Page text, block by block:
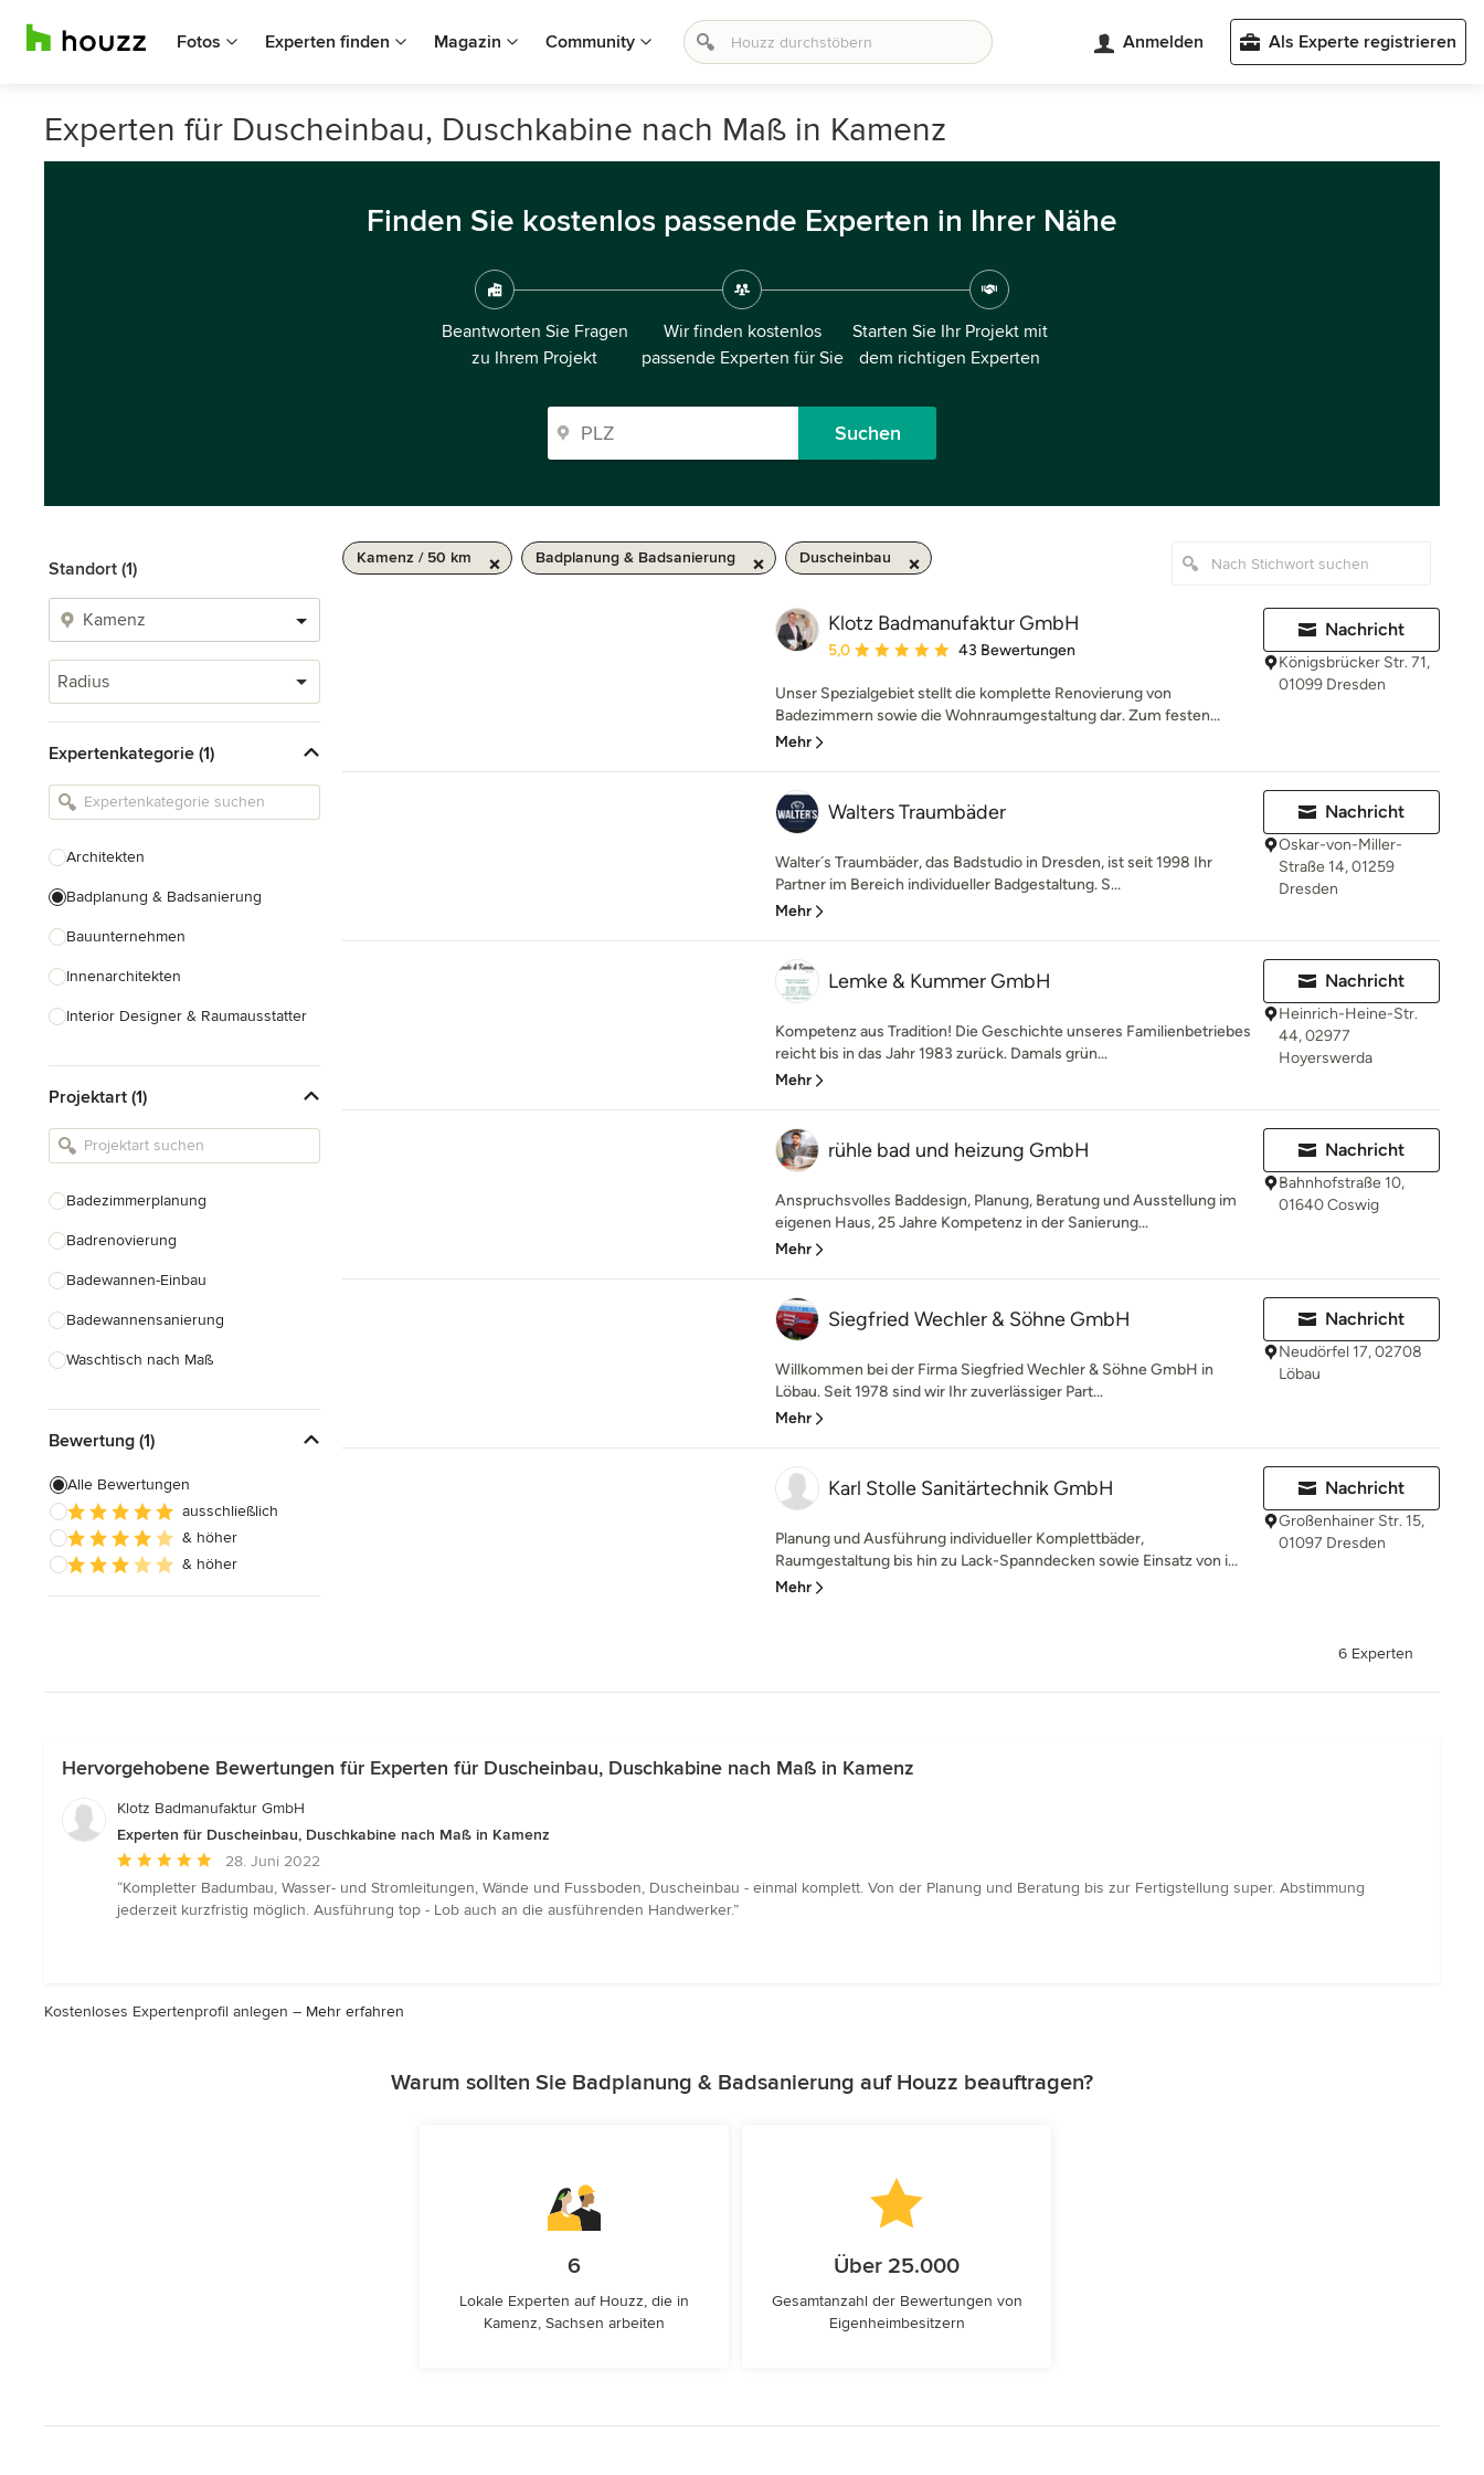
Fotos Experten finden Magazin Community Anmelden Als Experte registrieren
Experten für Duscheinbau, Duschkabine nach Maß in Kamenz
Finden Sie kostenlos passende Experten in Ihrer Nähe
Beantworten Sie Fragen
zu Ihrem Projekt
Wir finden kostenlos
passende Experten für Sie
Starten Sie Ihr Projekt mit
dem richtigen Experten
Suchen
Standort (1)
Radius
Expertenkategorie (1)
Architekten
Badplanung & Badsanierung
Bauunternehmen
Innenarchitekten
Interior Designer & Raumausstatter
Landschaftsarchitekten
Armaturen & Sanitärbedarf
Einbauschränke
Projektart (1)
Badezimmerplanung
Badrenovierung
Badewannen-Einbau
Badewannensanierung
Waschtisch nach Maß
Gäste-WC Renovierung
Fugenlose Badezimmer
Badezimmereinbau
Alle anzeigen
Bewertung (1)
Alle Bewertungen
ausschließlich
& höher
& höher
Kamenz / 50 km Badplanung & Badsanierung Duscheinbau
Klotz Badmanufaktur GmbH
Durchschnittliche Bewertung: 5 von 5 Sternen
5,0 43 Bewertungen
Unser Spezialgebiet stellt die komplette Renovierung von
Badezimmern sowie die Wohnraumgestaltung dar. Zum festen...
Mehr
Nachricht
Königsbrücker Str. 71,
01099 Dresden
Walters Traumbäder
Walter´s Traumbäder, das Badstudio in Dresden, ist seit 1998 Ihr
Partner im Bereich individueller Badgestaltung. S...
Mehr
Nachricht
Oskar-von-Miller-
Straße 14, 01259
Dresden
Lemke & Kummer GmbH
Kompetenz aus Tradition! Die Geschichte unseres Familienbetriebes
reicht bis in das Jahr 1983 zurück. Damals grün...
Mehr
Nachricht
Heinrich-Heine-Str.
44, 02977
Hoyerswerda
rühle bad und heizung GmbH
Anspruchsvolles Baddesign, Planung, Beratung und Ausstellung im
eigenen Haus, 25 Jahre Kompetenz in der Sanierung...
Mehr
Nachricht
Bahnhofstraße 10,
01640 Coswig
Siegfried Wechler & Söhne GmbH
Willkommen bei der Firma Siegfried Wechler & Söhne GmbH in
Löbau. Seit 1978 sind wir Ihr zuverlässiger Part...
Mehr
Nachricht
Neudörfel 17, 02708
Löbau
Karl Stolle Sanitärtechnik GmbH
Planung und Ausführung individueller Komplettbäder,
Raumgestaltung bis hin zu Lack-Spanndecken sowie Einsatz von i...
Mehr
Nachricht
Großenhainer Str. 15,
01097 Dresden
6 Experten
Hervorgehobene Bewertungen für Experten für Duscheinbau, Duschkabine nach Maß in Kamenz
Klotz Badmanufaktur GmbH
Experten für Duscheinbau, Duschkabine nach Maß in Kamenz
Durchschnittliche
Bewertung:
5
28. Juni 2022
“Kompletter Badumbau, Wasser- und Stromleitungen, Wände und Fussboden, Duscheinbau - einmal komplett. Von der Planung und Beratung bis zur Fertigstellung super. Abstimmung
jederzeit kurzfristig möglich. Ausführung top - Lob auch an die ausführenden Handwerker.”
Kostenloses Expertenprofil anlegen – Mehr erfahren
Warum sollten Sie Badplanung & Badsanierung auf Houzz beauftragen?
6
Lokale Experten auf Houzz, die in
Kamenz, Sachsen arbeiten
Über 25.000
Gesamtanzahl der Bewertungen von
Eigenheimbesitzern